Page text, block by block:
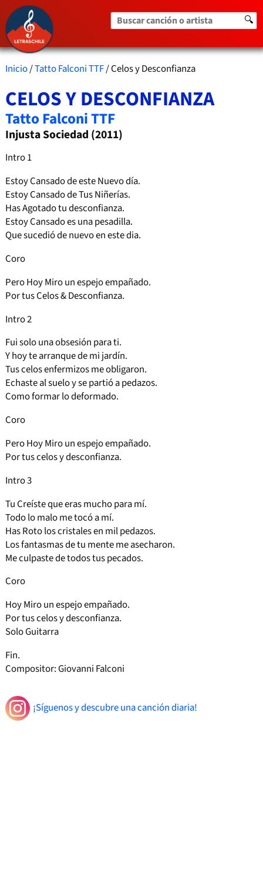
Buscar canción o artista 🔍
Inicio/Tatto Falconi TTF/ Celos y Desconfianza
CELOS Y DESCONFIANZA
Tatto Falconi TTF
Injusta Sociedad (2011)
Intro 1
Estoy Cansado de este Nuevo día.
Estoy Cansado de Tus Niñerías.
Has Agotado tu desconfianza.
Estoy Cansado es una pesadilla.
Que sucedió de nuevo en este dia.
Coro
Pero Hoy Miro un espejo empañado.
Por tus Celos & Desconfianza.
Intro 2
Fui solo una obsesión para ti.
Y hoy te arranque de mi jardín.
Tus celos enfermizos me obligaron.
Echaste al suelo y se partió a pedazos.
Como formar lo deformado.
Coro
Pero Hoy Miro un espejo empañado.
Por tus celos y desconfianza.
Intro 3
Tu Creíste que eras mucho para mí.
Todo lo malo me tocó a mí.
Has Roto los cristales en mil pedazos.
Los fantasmas de tu mente me asecharon.
Me culpaste de todos tus pecados.
Coro
Hoy Miro un espejo empañado.
Por tus celos y desconfianza.
Solo Guitarra
Fin.
Compositor: Giovanni Falconi
¡Síguenos y descubre una canción diaria!